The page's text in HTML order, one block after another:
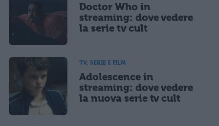
Doctor Who in
streaming: dove vedere
la serie tv cult
TV, SERIE E FILM
Adolescence in
streaming: dove vedere
la nuova serie tv cult